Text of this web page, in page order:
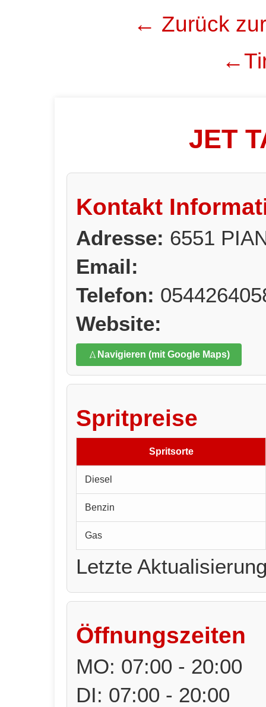
← Zurück
JET
Kontakt
Adresse: 6551
Email:
Telefon:
Website:
Navigieren (mit Google Maps)
Spritpreise
Spritsorte
Diesel
Benzin
Gas
Letzte
Öffnungszeiten
MO: 07:00 - 20:00
DI: 07:00 - 20:00